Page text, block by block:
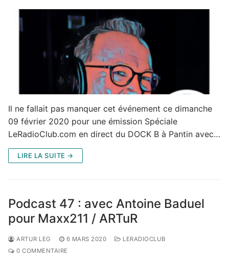
Il ne fallait pas manquer cet événement ce dimanche
09 février 2020 pour une émission Spéciale
LeRadioClub.com en direct du DOCK B à Pantin avec…
LIRE LA SUITE →
Podcast 47 : avec Antoine Baduel
pour Maxx211 / ARTuR
ARTUR LEG 6 MARS 2020
LERADIOCLUB
0 COMMENTAIRE